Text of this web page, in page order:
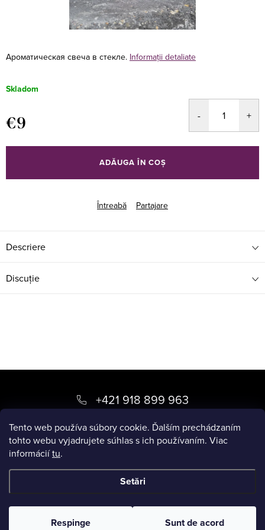
Tento web používa súbory cookie. Ďalším prechádzaním
tohto webu vyjadrujete súhlas s ich používaním. Viac
informáciítu.
Setări
Respinge Sunt de acord
Ароматическая свеча в стекле. Informaţii detaliate
Skladom
€9
preţ:
ADĂUGA ÎN COŞ
Întreabă Partajare
Descriere
Discuţie
b
+421 918 899 963
kvety@luxory.sk
BLOG LUXORY
Drepturi de autor 2026LUXORY.SK. Toate drepturile rezervate.